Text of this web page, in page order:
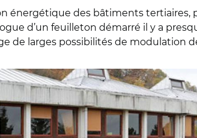
énergétique des bâtiments tertiaires,
d’un feuilleton démarré il y a
de larges possibilités de modulation